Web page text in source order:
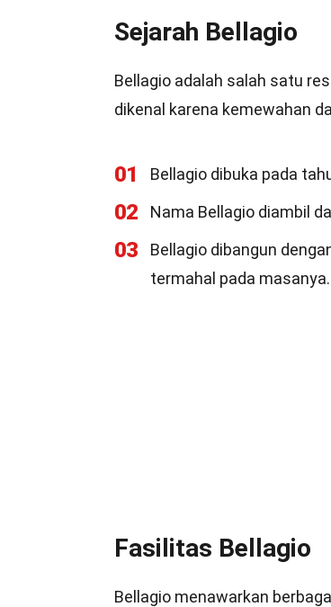
Sejarah Bellagio
Bellagio adalah salah satu
dikenal karena kemewahan
01 Bellagio dibuka pada
02 Nama Bellagio diambil
03
Bellagio dibangun
termahal pada masanya.
Fasilitas Bellagio
Bellagio menawarkan